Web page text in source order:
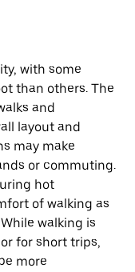
with some
than others. The
and
layout and
may make
or commuting.
hot
of walking as
walking is
for short trips,
more